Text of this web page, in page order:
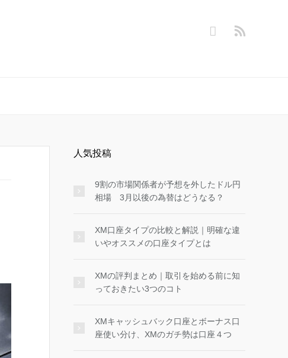
人気投稿
9割の市場関係者が予想を外したドル円
相場 3月以後の為替はどうなる？
XM口座タイプの比較と解説｜明確な違
いやオススメの口座タイプとは
XMの評判まとめ｜取引を始める前に知
っておきたい3つのコト
XMキャッシュバック口座とボーナス口
座使い分け、XMのガチ勢は口座４つ